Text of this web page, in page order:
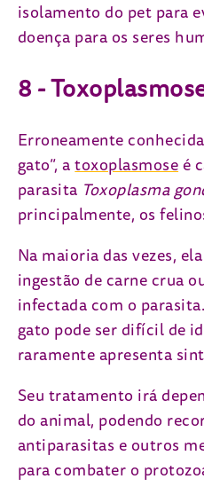
isolamento do pet para
doença para os seres
8 -
Erroneamente
gato”, atoxoplasmose é
parasita Toxoplasma
principalmente, os
Na maioria das vezes,
ingestão de carne crua
infectada com o
gato pode ser difícil de
raramente apresenta
Seu tratamento irá
do animal, podendo
antiparasitas e outros
para combater o